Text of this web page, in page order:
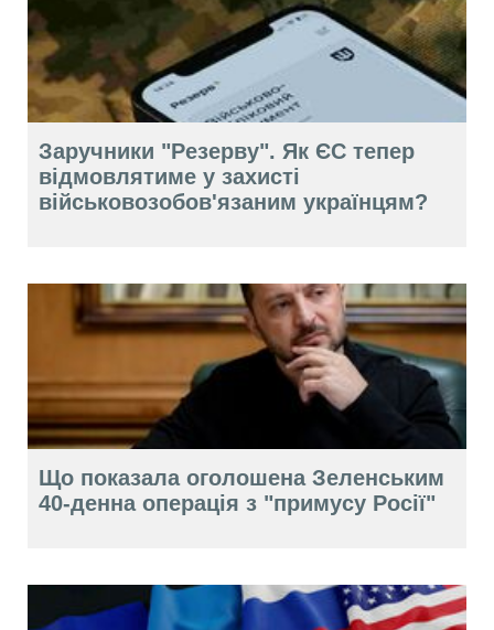
Заручники "Резерву". Як ЄС тепер
відмовлятиме у захисті
військовозобов'язаним українцям?
Що показала оголошена Зеленським
40-денна операція з "примусу Росії"